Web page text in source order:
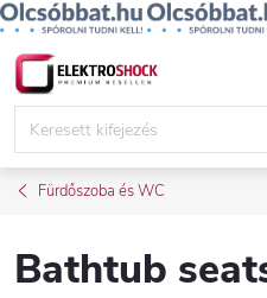
Ugrás
Fürdőszoba és WC
Bathtub